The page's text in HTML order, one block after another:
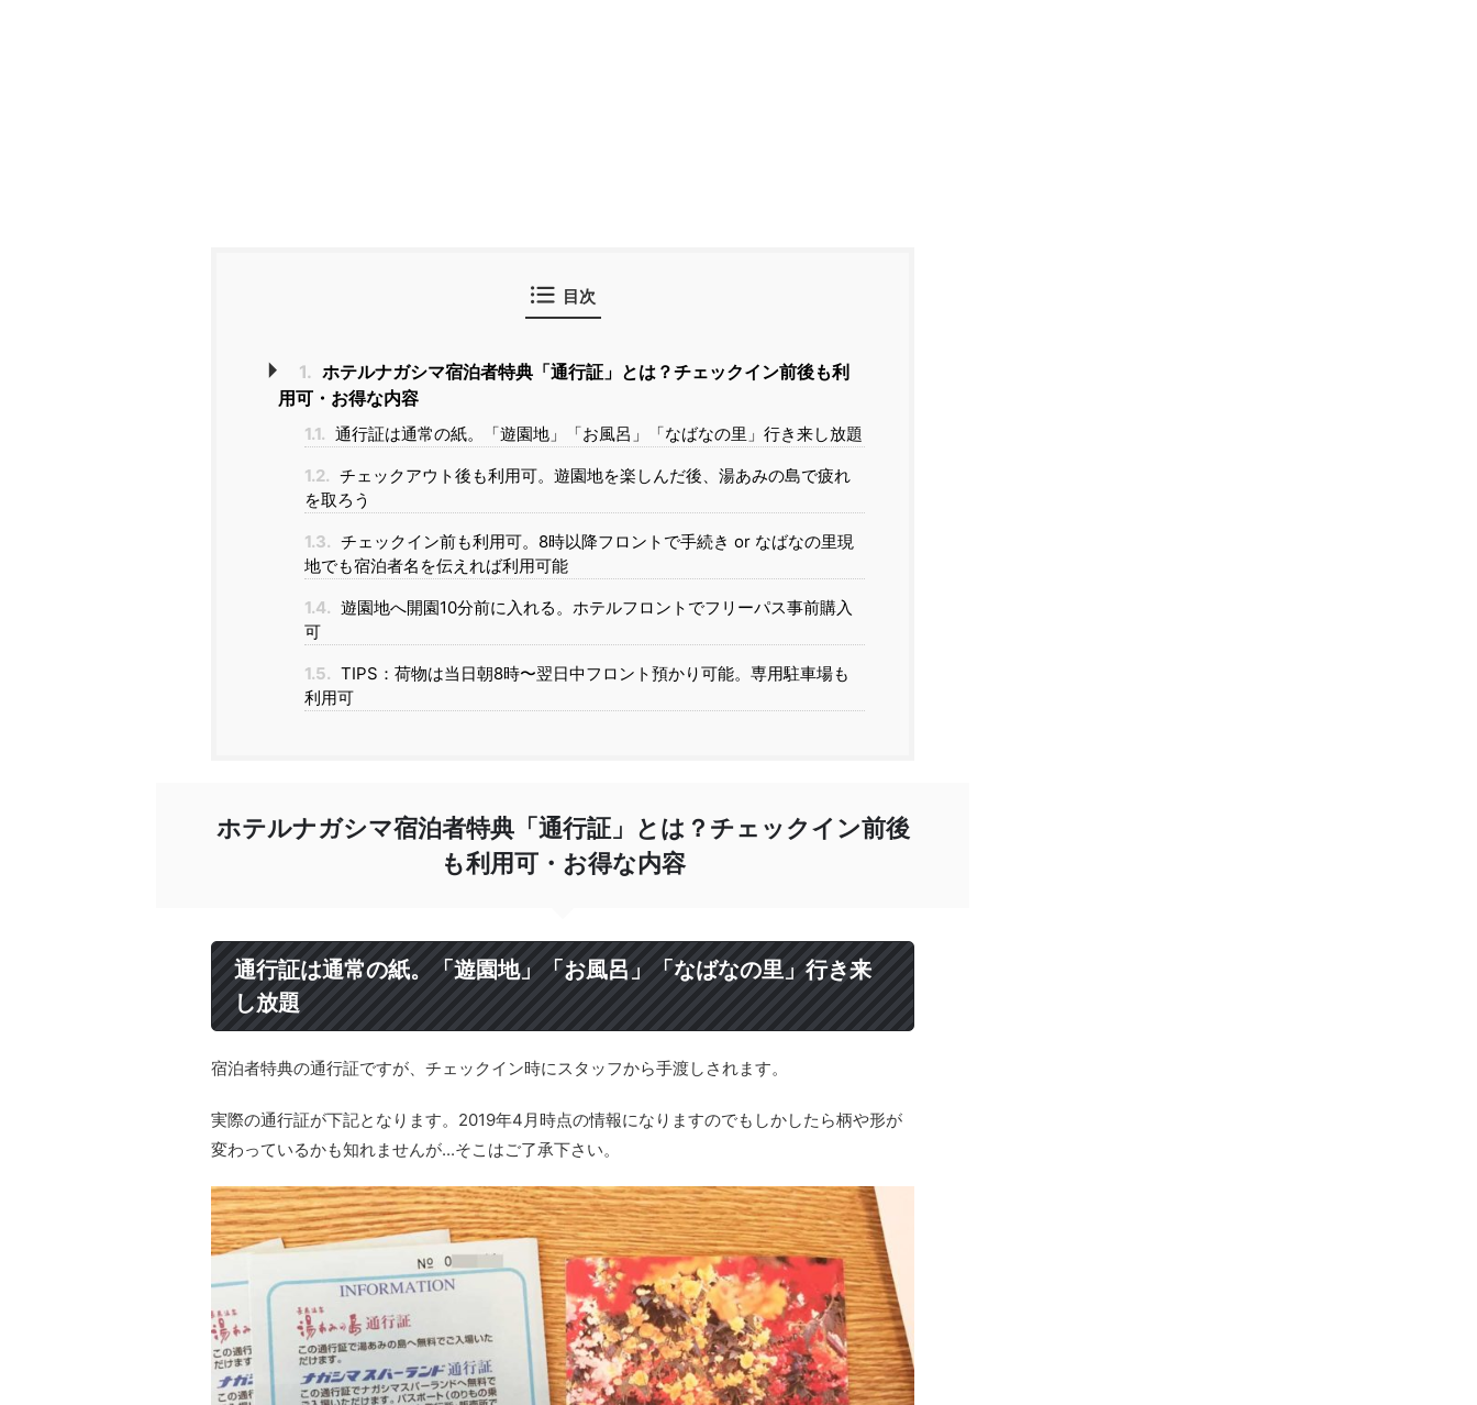
目次
1. ホテルナガシマ宿泊者特典「通行証」とは？チェックイン前後も利
用可・お得な内容
1.1. 通行証は通常の紙。「遊園地」「お風呂」「なばなの里」行き来し放題
1.2. チェックアウト後も利用可。遊園地を楽しんだ後、湯あみの島で疲れ
を取ろう
1.3. チェックイン前も利用可。8時以降フロントで手続き or なばなの里現
地でも宿泊者名を伝えれば利用可能
1.4. 遊園地へ開園10分前に入れる。ホテルフロントでフリーパス事前購入
可
1.5. TIPS：荷物は当日朝8時〜翌日中フロント預かり可能。専用駐車場も
利用可
ホテルナガシマ宿泊者特典「通行証」とは？チェックイン前後
も利用可・お得な内容
通行証は通常の紙。「遊園地」「お風呂」「なばなの里」行き来
し放題
宿泊者特典の通行証ですが、チェックイン時にスタッフから手渡しされます。
実際の通行証が下記となります。2019年4月時点の情報になりますのでもしかしたら柄や形が
変わっているかも知れませんが...そこはご了承下さい。